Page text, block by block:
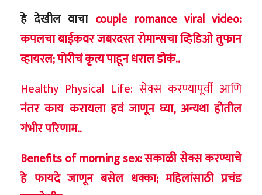
हे देखील वाचा couple romance viral video:
कपलचा बाईकवर जबरदस्त रोमान्सचा व्हिडिओ तुफान
व्हायरल; पोरीचं कृत्य पाहून धराल डोकं..
Healthy Physical Life: सेक्स करण्यापूर्वी आणि
नंतर काय करायला हवं जाणून घ्या, अन्यथा होतील
गंभीर परिणाम..
Benefits of morning sex: सकाळी सेक्स करण्याचे
हे फायदे जाणून बसेल धक्का; महिलांसाठी प्रचंड